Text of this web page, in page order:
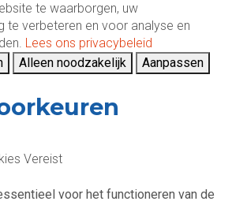
te waarborgen, uw
te verbeteren en voor analyse en
Lees ons privacybeleid
Alleen noodzakelijk Aanpassen
Vereist
voor het functioneren van de